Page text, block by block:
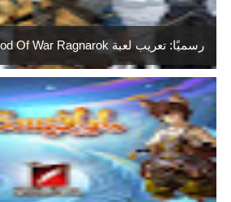
رسميًا: تعريب لعبة God Of War Ragnarok!